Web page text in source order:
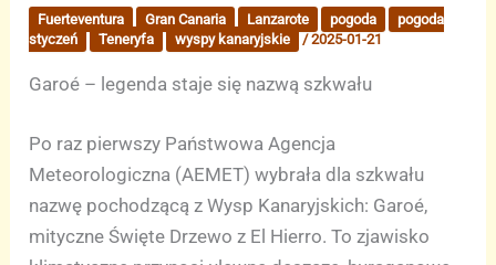
Fuerteventura Gran Canaria Lanzarote pogoda
pogoda
styczeń
Teneryfa wyspy kanaryjskie /2025-01-21
Garoé – legenda staje się nazwą szkwału
Po raz pierwszy Państwowa Agencja
Meteorologiczna (AEMET) wybrała dla szkwału
nazwę pochodzącą z Wysp Kanaryjskich: Garoé,
mityczne Święte Drzewo z El Hierro. To zjawisko